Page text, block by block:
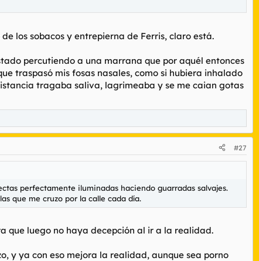
los sobacos y entrepierna de Ferris, claro está.
percutiendo a una marrana que por aquél entonces
traspasó mis fosas nasales, como si hubiera inhalado
tragaba saliva, lagrimeaba y se me caian gotas
#27
perfectamente iluminadas haciendo guarradas salvajes.
que me cruzo por la calle cada día.
que luego no haya decepción al ir a la realidad.
y ya con eso mejora la realidad, aunque sea porno